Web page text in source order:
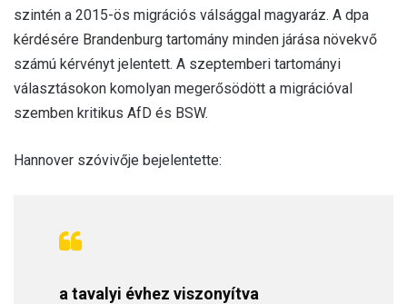
szintén a 2015-ös migrációs válsággal magyaráz. A dpa
kérdésére Brandenburg tartomány minden járása növekvő
számú kérvényt jelentett. A szeptemberi tartományi
választásokon komolyan megerősödött a migrációval
szemben kritikus AfD és BSW.
Hannover szóvivője bejelentette:
a tavalyi évhez viszonyítva